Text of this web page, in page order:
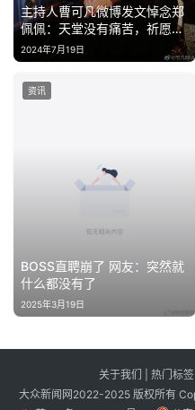
主持人曹可凡微博发文悼念郑
佩佩：天堂没有痛苦，祈愿她
一路走好！
2024年7月19日
BOSS直聘崩了 网友：突然就
什么都没有了
2025年3月19日
资讯
关于我们 热门标签
大众新闻网2022-2025 版权所有